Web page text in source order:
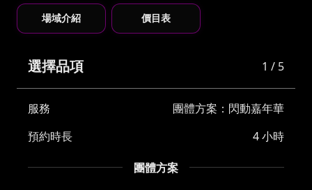
場域介紹 價目表
選擇品項 1 / 5
服務
團體方案：閃動嘉年華
預約時長
4 小時
團體方案